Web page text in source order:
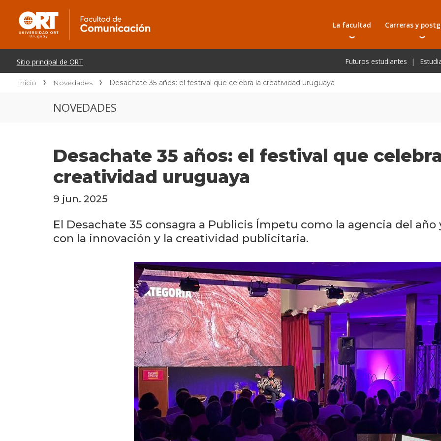
La facultad
Autoridades
Carreras y
Carreras
Tecnicaturas
Futuros estudiantes
Inicio Novedades Desachate 35 años: el festival que celebra la creatividad uruguaya
NOVEDADES
Desachate 35 años: el festival que
creatividad uruguaya
9 jun. 2025
El Desachate 35 consagra a Publicis Ímpetu como la agencia del
con la innovación y la creatividad publicitaria.